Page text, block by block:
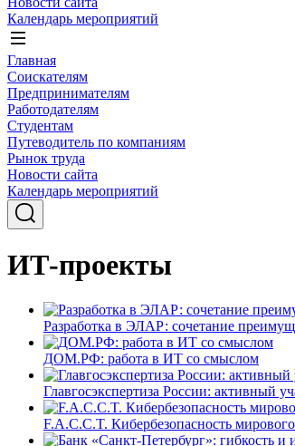
Календарь мероприятий
Главная
Соискателям
Предпринимателям
Работодателям
Студентам
Путеводитель по компаниям
Рынок труда
Новости сайта
Календарь мероприятий
ИТ-проекты
Разработка в ЭЛАР: сочетание
ДОМ.РФ: работа в ИТ со смыслом
Главгосэкспертиза России: активный
F.A.C.C.T. Кибербезопасность